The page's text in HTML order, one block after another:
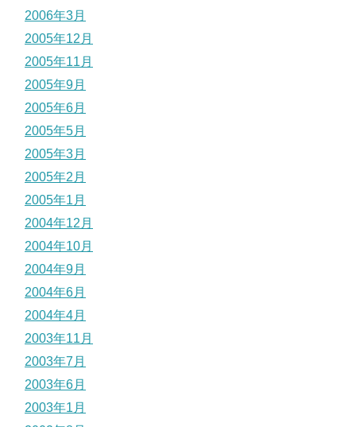
2006年3月
2005年12月
2005年11月
2005年9月
2005年6月
2005年5月
2005年3月
2005年2月
2005年1月
2004年12月
2004年10月
2004年9月
2004年6月
2004年4月
2003年11月
2003年7月
2003年6月
2003年1月